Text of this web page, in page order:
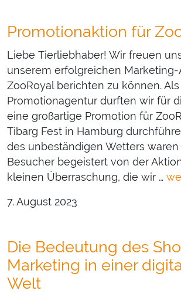
Promotionaktion für
Liebe Tierliebhaber! Wir freuen
unserem erfolgreichen
ZooRoyal berichten zu können. Als
Promotionagentur durften wir für
eine großartige Promotion für
Tibarg Fest in Hamburg
des unbeständigen Wetters
Besucher begeistert von der
kleinen Überraschung, die wir …
7. August 2023
Die Bedeutung des
Marketing in einer
Welt